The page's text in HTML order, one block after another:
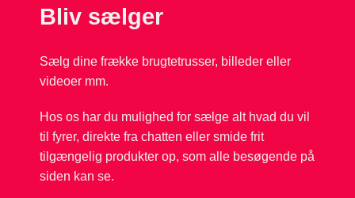
Bliv sælger
Sælg dine frække brugtetrusser, billeder eller
videoer mm.
Hos os har du mulighed for sælge alt hvad du vil
til fyrer, direkte fra chatten eller smide frit
tilgængelig produkter op, som alle besøgende på
siden kan se.